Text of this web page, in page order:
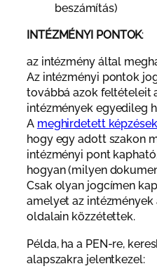
beszámítás)
INTÉZMÉNYI PONTOK:
az intézmény által
Az intézményi pontok
továbbá azok feltételeit
intézmények egyedileg
A meghirdetett képzések
hogy egy adott szakon
intézményi pont
hogyan (milyen
Csak olyan jogcímen
amelyet az
oldalain közzétettek.
Példa, ha a PEN-re,
alapszakra jelentkezel: